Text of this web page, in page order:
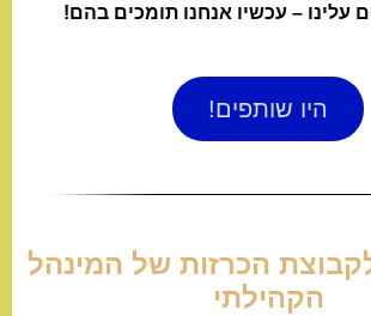
עלינו – עכשיו אנחנו תומכים בהם!
היו שותפים!
הכרזות של המינהל
הקהילתי